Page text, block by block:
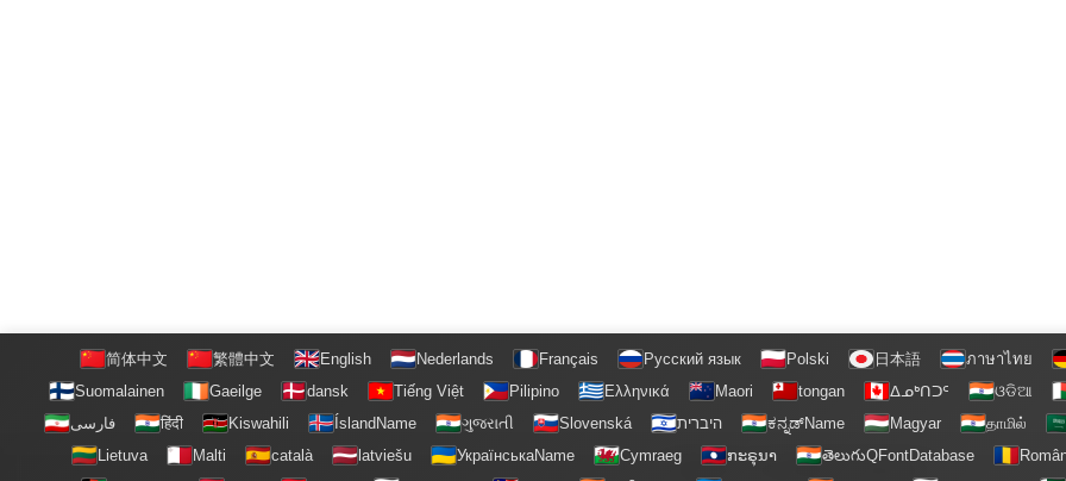
咖宝社区，助力链圈航行的精确信息
简体中文 繁體中文 English Nederlands Français Русский язык Polski 日本語
ภาษาไทย
Suomalainen
Gaeilge dansk Tiếng Việt Pilipino Ελληνικά Maori tongan ᐃᓄᒃᑎᑐᑦ
ଓଡିଆ
فارسی
हिंदी Kiswahili ÍslandName ગુજરાતી Slovenská היברית ಕನ್ನಡ್Name Magyar
தாமில்
Lietuva
Malti català latviešu УкраїнськаName Cymraeg ກະຣຸນາ తెలుగుQFontDatabase